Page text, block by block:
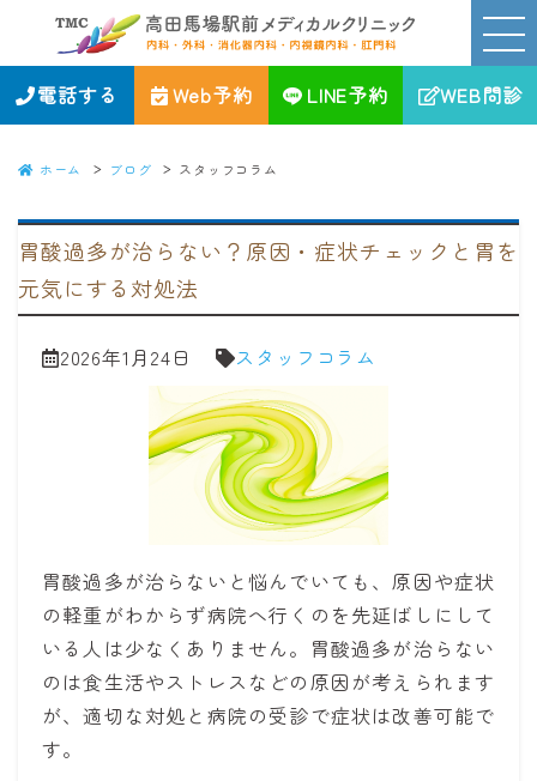
電話する Web予約 LINE予約 WEB問診
スタッフコラム｜高田馬場駅前メディカルクリニック｜新宿区の消化
器、内視鏡、内科・外科・肛門科
ホーム ブログ スタッフコラム
胃酸過多が治らない？原因・症状チェックと胃を
元気にする対処法
2026年1月24日 スタッフコラム
胃酸過多が治らないと悩んでいても、原因や症状
の軽重がわからず病院へ行くのを先延ばしにして
いる人は少なくありません。胃酸過多が治らない
のは食生活やストレスなどの原因が考えられます
が、適切な対処と病院の受診で症状は改善可能で
す。